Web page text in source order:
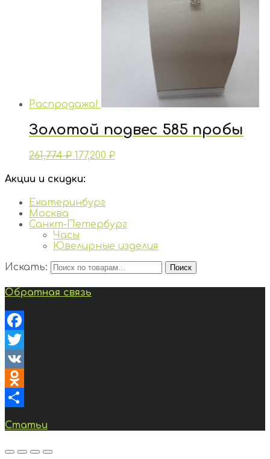
Распродажа!
Золотой подвес 585 пробы
261,774₽ 177,200 ₽
Акции и скидки:
Екатеринбург
Москва
Санкт-Петербург
Часы
Ювелирные изделия
Искать:
Поиск
Обратная связь
Facebook
Twitter
VK
Odnoklassniki
Статьи